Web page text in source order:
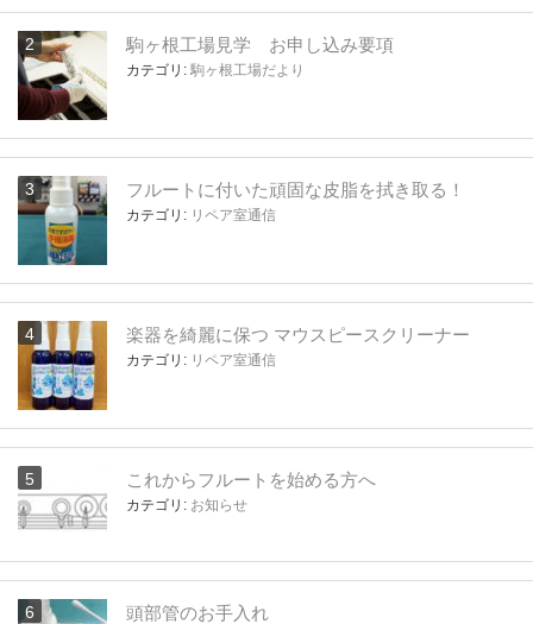
駒ヶ根工場見学 お申し込み要項
カテゴリ: 駒ヶ根工場だより
フルートに付いた頑固な皮脂を拭き取る！
カテゴリ: リペア室通信
楽器を綺麗に保つ マウスピースクリーナー
カテゴリ: リペア室通信
これからフルートを始める方へ
カテゴリ: お知らせ
頭部管のお手入れ